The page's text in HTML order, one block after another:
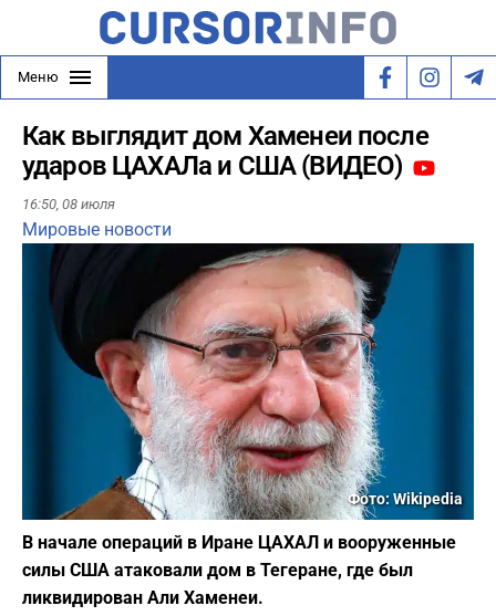
Меню
Как выглядит дом Хаменеи после
ударов ЦАХАЛа и США (ВИДЕО)
16:50, 08 июля
Мировые новости
Фото: Wikipedia
В начале операций в Иране ЦАХАЛ и вооруженные
силы США атаковали дом в Тегеране, где был
ликвидирован Али Хаменеи.